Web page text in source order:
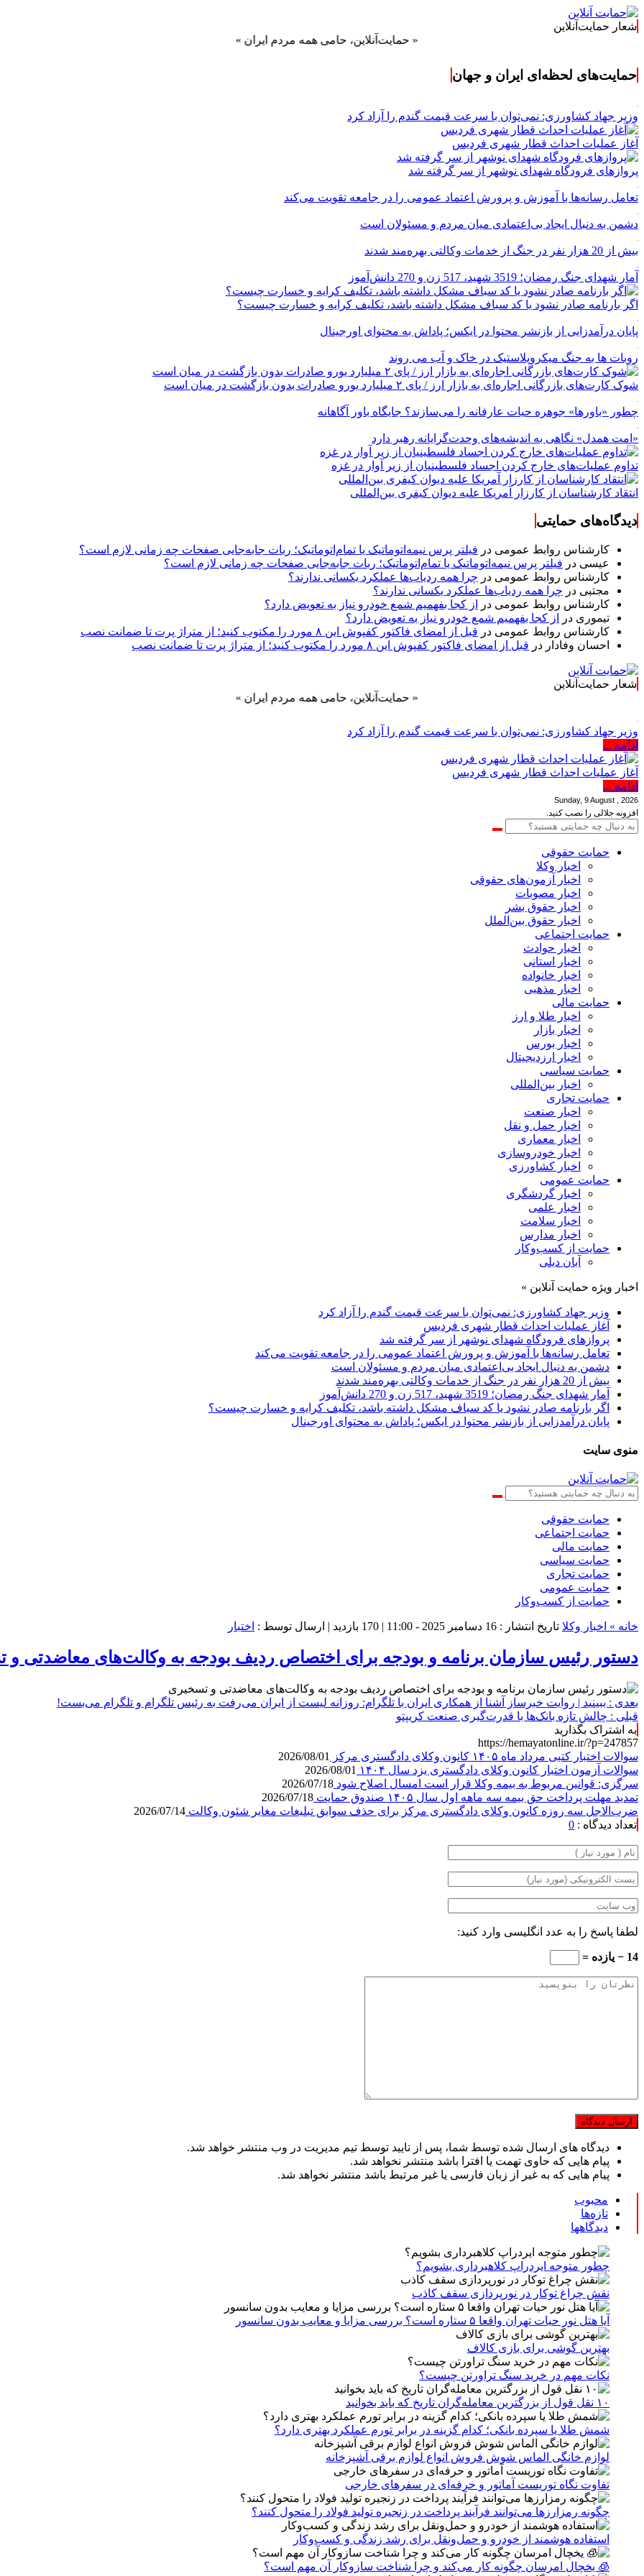
شعار حمایت‌آنلاین
« حمایت‌آنلاین، حامی همه مردم ایران »
حمایت‌های لحظه‌ای ایران و جهان
وزیر جهاد کشاورزی: نمی‌توان با سرعت قیمت گندم را آزاد کرد
آغاز عملیات احداث قطار شهری فردیس
پروازهای فرودگاه شهدای نوشهر از سر گرفته شد
تعامل رسانه‌ها با آموزش و پرورش اعتماد عمومی را در جامعه تقویت می‌کند
دشمن به دنبال ایجاد بی‌اعتمادی میان مردم و مسئولان است
بیش از 20 هزار نفر در جنگ از خدمات وکالتی بهره‌مند شدند
آمار شهدای جنگ رمضان؛ 3519 شهید، 517 زن و 270 دانش‌آموز
اگر بارنامه صادر نشود یا کد سباف مشکل داشته باشد، تکلیف کرایه و خسارت چیست؟
پایان درآمدزایی از بازنشر محتوا در ایکس؛ پاداش به محتوای اورجینال
روبات ها به جنگ میکروپلاستیک در خاک و آب می روند
شوک کارت‌های بازرگانی اجاره‌ای به بازار ارز / پای ۲ میلیارد یورو صادرات بدون بازگشت در میان است
چطور «باورها» جوهره حیات عارفانه را می‌سازند؟ جایگاه باور آگاهانه
«امت همدل» نگاهی به اندیشه‌های وحدت‌گرایانه رهبر دارد
تداوم عملیات‌های خارج کردن اجساد فلسطینیان از زیر آوار در غزه
انتقاد کارشناسان از کارزار آمریکا علیه دیوان کیفری بین‌المللی
دیدگاه‌های حمایتی
کارشناس روابط عمومی در فیلتر پرس نیمه‌اتوماتیک یا تمام‌اتوماتیک؛ ربات جابه‌جایی صفحات چه زمانی لازم است؟
عیسی در فیلتر پرس نیمه‌اتوماتیک یا تمام‌اتوماتیک؛ ربات جابه‌جایی صفحات چه زمانی لازم است؟
کارشناس روابط عمومی در چرا همه ردیاب‌ها عملکرد یکسانی ندارند؟
مجتبی در چرا همه ردیاب‌ها عملکرد یکسانی ندارند؟
کارشناس روابط عمومی در
از کجا بفهمیم شمع خودرو نیاز به تعویض دارد؟
تیموری در
از کجا بفهمیم شمع خودرو نیاز به تعویض دارد؟
کارشناس روابط عمومی در قبل از امضای فاکتور کفپوش این ۸ مورد را مکتوب کنید؛ از متراژ پرت تا ضمانت نصب
احسان وفادار در قبل از امضای فاکتور کفپوش این ۸ مورد را مکتوب کنید؛ از متراژ پرت تا ضمانت نصب
شعار حمایت‌آنلاین
« حمایت‌آنلاین، حامی همه مردم ایران »
وزیر جهاد کشاورزی: نمی‌توان با سرعت قیمت گندم را آزاد کرد
ادامه ...
آغاز عملیات احداث قطار شهری فردیس
ادامه ...
Sunday, 9 August , 2026
افزونه جلالی را نصب کنید.
حمایت حقوقی
اخبار وکلا
اخبار آزمون‌های حقوقی
اخبار مصوبات
اخبار حقوق بشر
اخبار حقوق بین‌الملل
حمایت اجتماعی
اخبار حوادث
اخبار استانی
اخبار خانواده
اخبار مذهبی
حمایت مالی
اخبار طلا و ارز
اخبار بازار
اخبار بورس
اخبار ارزدیجیتال
حمایت سیاسی
اخبار بین‌المللی
حمایت تجاری
اخبار صنعت
اخبار حمل و نقل
اخبار معماری
اخبار خودروسازی
اخبار کشاورزی
حمایت عمومی
اخبار گردشگری
اخبار علمی
اخبار سلامت
اخبار مدارس
حمایت از کسب‌وکار
آبان دیلی
اخبار ویژه حمایت آنلاین »
وزیر جهاد کشاورزی: نمی‌توان با سرعت قیمت گندم را آزاد کرد
آغاز عملیات احداث قطار شهری فردیس
پروازهای فرودگاه شهدای نوشهر از سر گرفته شد
تعامل رسانه‌ها با آموزش و پرورش اعتماد عمومی را در جامعه تقویت می‌کند
دشمن به دنبال ایجاد بی‌اعتمادی میان مردم و مسئولان است
بیش از 20 هزار نفر در جنگ از خدمات وکالتی بهره‌مند شدند
آمار شهدای جنگ رمضان؛ 3519 شهید، 517 زن و 270 دانش‌آموز
اگر بارنامه صادر نشود یا کد سباف مشکل داشته باشد، تکلیف کرایه و خسارت چیست؟
پایان درآمدزایی از بازنشر محتوا در ایکس؛ پاداش به محتوای اورجینال
منوی سایت
حمایت حقوقی
حمایت اجتماعی
حمایت مالی
حمایت سیاسی
حمایت تجاری
حمایت عمومی
حمایت از کسب‌وکار
خانه » اخبار وکلا تاریخ انتشار : 16 دسامبر 2025 - 11:00 | 170 بازدید | ارسال توسط : اختبار
دستور رئیس سازمان برنامه و بودجه برای اختصاص ردیف بودجه به وکالت‌های معاضدتی و
بعدی : ببینید | روایت خبرساز آشنا از همکاری ایران با تلگرام: روزانه لیست از ایران می‌رفت به رئیس تلگرام و تلگرام می‌بست!
قبلی : چالش تازه بانک‌ها با قدرت‌گیری صنعت کریپتو
به اشتراک بگذارید
https://hemayatonline.ir/?p=247857
سوالات اختبار کتبی مرداد ماه ۱۴۰۵ کانون وکلای دادگستری مرکز
2026/08/01
سوالات آزمون اختبار کانون وکلای دادگستری یزد سال ۱۴۰۴
2026/08/01
سرگزی: قوانین مربوط به بیمه وکلا قرار است امسال اصلاح شود 2026/07/18
تمدید مهلت پرداخت حق بیمه سه ماهه اول سال ۱۴۰۵ صندوق حمایت
2026/07/18
ضرب‌الاجل سه روزه کانون وکلای دادگستری مرکز برای حذف سوابق تبلیغات مغایر شئون وکالت 2026/07/14
تعداد دیدگاه : 0
لطفا پاسخ را به عدد انگلیسی وارد کنید:
14 − یازده =
دیدگاه های ارسال شده توسط شما، پس از تایید توسط تیم مدیریت در وب منتشر خواهد شد.
پیام هایی که حاوی تهمت یا افترا باشد منتشر نخواهد شد.
پیام هایی که به غیر از زبان فارسی یا غیر مرتبط باشد منتشر نخواهد شد.
محبوب
تازه‌ها
دیدگاهها
چطور متوجه ایردراپ کلاهبرداری بشویم؟
نقش چراغ توکار در نورپردازی سقف کاذب
آیا هتل نور حیات تهران واقعا ۵ ستاره است؟ بررسی مزایا و معایب بدون سانسور
بهترین گوشی برای بازی کالاف
نکات مهم در خرید سنگ تراورتن چیست؟
۱۰ نقل قول از بزرگترین معامله‌گران تاریخ که باید بخوانید
شمش طلا یا سپرده بانکی؛ کدام گزینه در برابر تورم عملکرد بهتری دارد؟
لوازم خانگی الماس شوش فروش انواع لوازم برقی آشپزخانه
تفاوت نگاه توریست آماتور و حرفه‌ای در سفرهای خارجی
چگونه رمزارزها می‌توانند فرآیند پرداخت در زنجیره تولید فولاد را متحول کنند؟
استفاده هوشمند از خودرو و حمل‌ونقل برای رشد زندگی و کسب‌وکار
🧊 یخچال امرسان چگونه کار می‌کند و چرا شناخت سازوکار آن مهم است؟